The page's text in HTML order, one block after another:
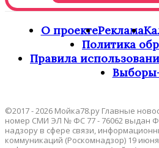
О проектеРеклама
Политика
Правила
©2017 - 2026 Мойка78.ру Главные
номер СМИ ЭЛ № ФС 77 - 76062 выдан
надзору в сфере связи,
коммуникаций (Роскомнадзор) 19